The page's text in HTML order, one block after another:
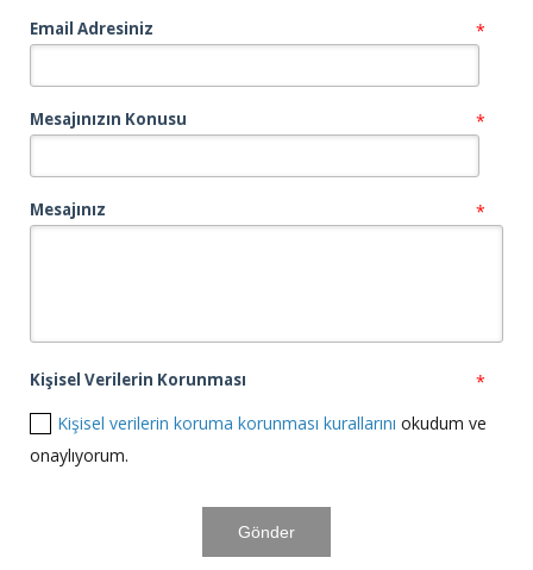
Email Adresiniz *
Mesajınızın Konusu *
Mesajınız *
Kişisel Verilerin Korunması
Kişisel verilerin koruma korunması kurallarını okudum ve
onaylıyorum.
*